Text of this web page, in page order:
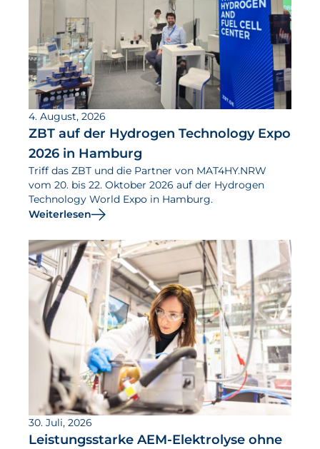
Offene Stellen
Weiterentwicklung
Vorteile für Mitarbeiter:innen
Aktuelles
Neuigkeiten
Projekte
Veranstaltungen
Publikationen
Für die Presse
4. August, 2026
ZBT auf der Hydrogen Technology Expo
2026 in Hamburg
Triff das ZBT und die Partner von MAT4HY.NRW
vom 20. bis 22. Oktober 2026 auf der Hydrogen
Technology World Expo in Hamburg.
Weiterlesen
30. Juli, 2026
Leistungsstarke AEM-Elektrolyse ohne